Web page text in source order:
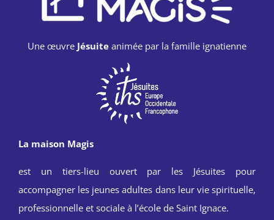
Une œuvre Jésuite animée par la famille ignatienne
La maison Magis
est un tiers-lieu ouvert par les Jésuites pour
accompagner les jeunes adultes dans leur vie spirituelle,
professionnelle et sociale à l’école de Saint Ignace.